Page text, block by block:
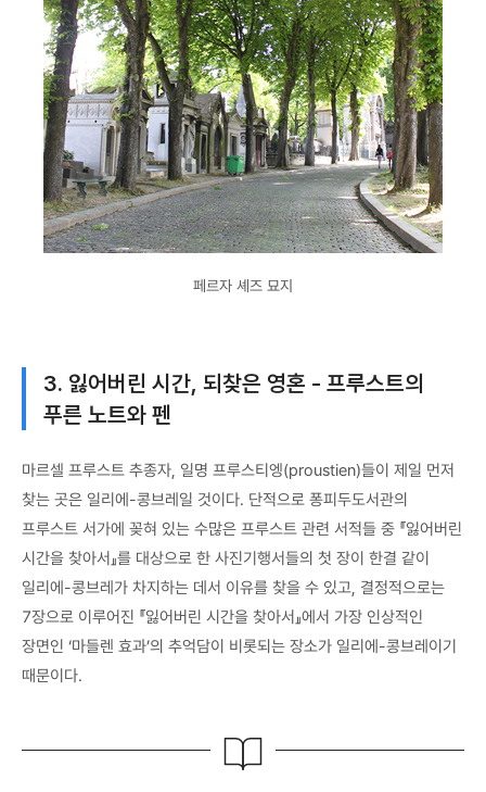
페르자 셰즈 묘지
3. 잃어버린 시간, 되찾은 영혼 - 프루스트의
푸른 노트와 펜
마르셀 프루스트 추종자, 일명 프루스티엥(proustien)들이 제일 먼저
찾는 곳은 일리에-콩브레일 것이다. 단적으로 퐁피두도서관의
프루스트 서가에 꽂혀 있는 수많은 프루스트 관련 서적들 중 『잃어버린
시간을 찾아서』를 대상으로 한 사진기행서들의 첫 장이 한결 같이
일리에-콩브레가 차지하는 데서 이유를 찾을 수 있고, 결정적으로는
7장으로 이루어진 『잃어버린 시간을 찾아서』에서 가장 인상적인
장면인 ‘마들렌 효과’의 추억담이 비롯되는 장소가 일리에-콩브레이기
때문이다.